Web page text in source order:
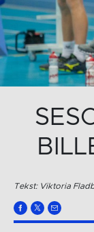
Tekst: Viktoria